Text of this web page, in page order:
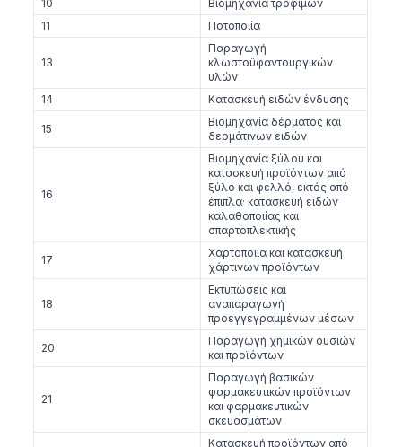
10
Βιομηχανία τροφίμων
11
Ποτοποιία
13
Παραγωγή
κλωστοϋφαντουργικών
υλών
14
Κατασκευή ειδών ένδυσης
15
Βιομηχανία δέρματος και
δερμάτινων ειδών
16
Βιομηχανία ξύλου και
κατασκευή προϊόντων από
ξύλο και φελλό, εκτός από
έπιπλα· κατασκευή ειδών
καλαθοποιίας και
σπαρτοπλεκτικής
17
Χαρτοποιία και κατασκευή
χάρτινων προϊόντων
18
Εκτυπώσεις και
αναπαραγωγή
προεγγεγραμμένων μέσων
20
Παραγωγή χημικών ουσιών
και προϊόντων
21
Παραγωγή βασικών
φαρμακευτικών προϊόντων
και φαρμακευτικών
σκευασμάτων
Κατασκευή προϊόντων από